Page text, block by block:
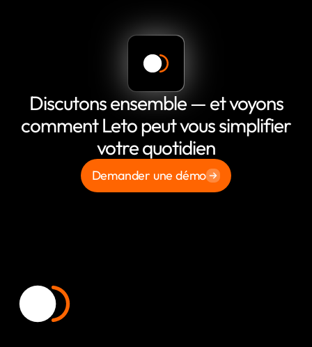
Discutons ensemble — et voyons
comment Leto peut vous simplifier
votre quotidien
Demander une démo